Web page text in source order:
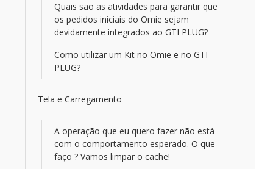
Quais são as atividades para garantir que
os pedidos iniciais do Omie sejam
devidamente integrados ao GTI PLUG?
Como utilizar um Kit no Omie e no GTI
PLUG?
Tela e Carregamento
A operação que eu quero fazer não está
com o comportamento esperado. O que
faço ? Vamos limpar o cache!